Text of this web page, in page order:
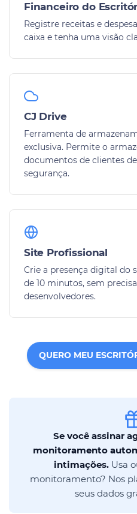
Financeiro do
Registre receitas e
caixa e tenha uma visão
CJ Drive
Ferramenta de
exclusiva. Permite o
documentos de clientes
segurança.
Site Profissional
Crie a presença digital do
de 10 minutos, sem
desenvolvedores.
QUERO MEU
Se você assinar
monitoramento
intimações. Usa
monitoramento? Nos
seus dados